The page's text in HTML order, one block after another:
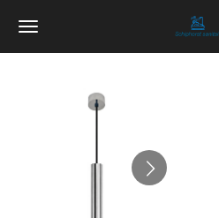
Ga